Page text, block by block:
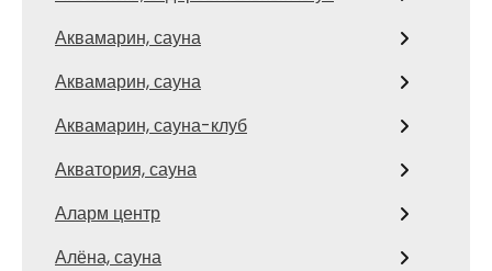
Аквамарин, сауна
Аквамарин, сауна
Аквамарин, сауна-клуб
Акватория, сауна
Аларм центр
Алёна, сауна